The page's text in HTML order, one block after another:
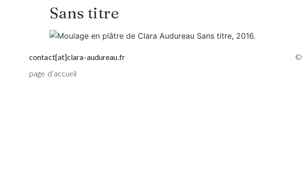
Sans titre
contact[at]clara-audureau.fr
page d’accueil
©